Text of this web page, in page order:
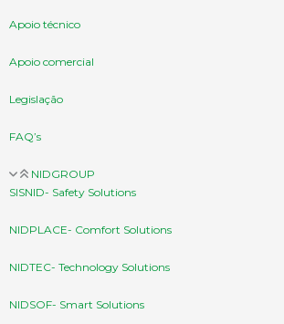
Apoio técnico
Apoio comercial
Legislação
FAQ’s
NIDGROUP
SISNID- Safety Solutions
NIDPLACE- Comfort Solutions
NIDTEC- Technology Solutions
NIDSOF- Smart Solutions